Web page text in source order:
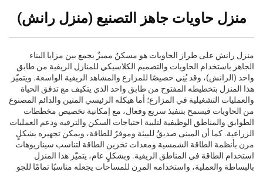
منزل حاويات جاهز التصنيع (منزل رانش)
منزل رانش على طراز الحاويات هو مسكنٌ مميزٌ يجمع بين مزايا البناء
الجاهز باستخدام الحاويات والتصميم الكلاسيكي للمنازل الريفية من طابق
واحد (الرانش)، وقد بُنِي خصيصًا للمزارع والمشاهد الريفية الواسعة. ويتميّز
هذا المنزل بتخطيطه المفتوح من طابق واحد الذي يتكيف مع تدفق الحياة
والعمليات التشغيلية في المزارع؛ أما هيكله الرئيسي المتين والدائم المصنوع
من الحاويات فيسمح بتنفيذ سريع وفعال، مع إمكانية تخصيص مخططات
الطوابق والمناطق الوظيفية لتلبية احتياجات السكن والترفيه ودعم العمليات
الزراعية. كما أن المبنى صديقٌ للبيئة وموفرٌ للطاقة، ويمكن تجهيزه بشكلٍ
مرن بأنظمة الطاقة الشمسية ومعدات تخزين الطاقة لتناسب سيناريوهات
استخدام الطاقة في المناطق الريفية. وبشكلٍ عام، يتميّز هذا المنزل
بالبساطة والعملية، واستخدامه المرِن للمساحات يجعله مناسبًا تمامًا للجو